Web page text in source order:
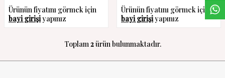
Ürünün fiyatını görmek için
bayi girişiyapınız
Ürünün fiyatını görmek için
bayi girişiyapınız
Toplam2ürün bulunmaktadır.